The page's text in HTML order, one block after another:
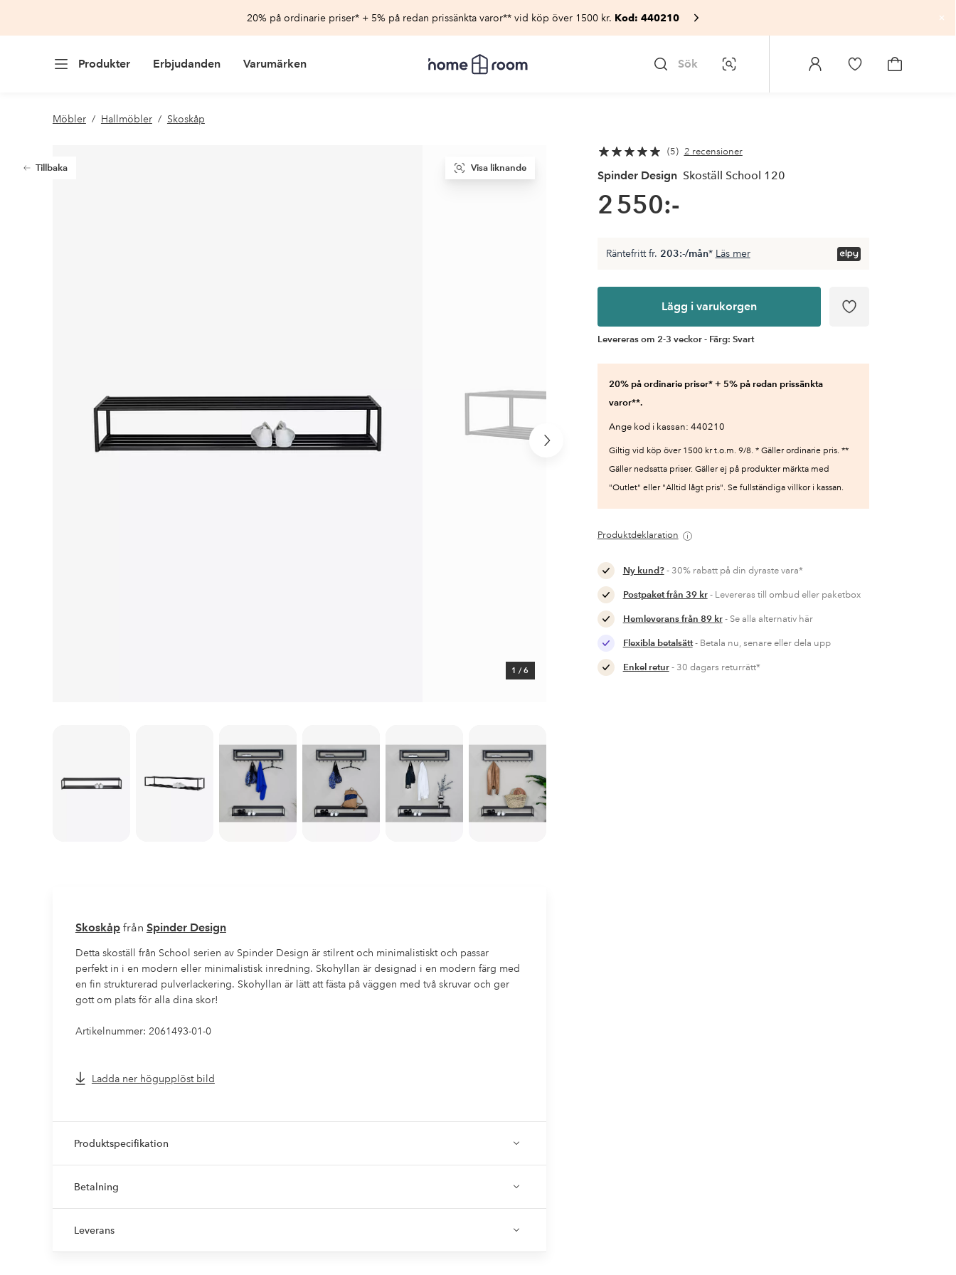
20% på ordinarie priser* + 5% på redan prissänkta varor** vid köp över 1500 kr. Kod: 440210
Produkter Erbjudanden Varumärken
Homeroom
–
Sök Bildsök
Logga
Gå
Gå
Möbler Hallmöbler Skoskåp
Tillbaka
Nästa
1 / 6
Visa liknande
5 2 recensioner
Spinder Design Skoställ School 120
2 550:-
Räntefritt fr. 203:-/mån* Läs mer
Lägg i varukorgen
Levereras om 2-3 veckor - Färg: Svart
20% på ordinarie priser* + 5% på redan prissänkta
varor**.
Ange kod i kassan: 440210
Giltig vid köp över 1500 kr t.o.m. 9/8. * Gäller ordinarie pris. **
Gäller nedsatta priser. Gäller ej på produkter märkta med
"Outlet" eller "Alltid lågt pris". Se fullständiga villkor i kassan.
Produktdeklaration
Ny kund?- 30% rabatt på din dyraste vara*
Postpaket från 39 kr- Levereras till ombud eller paketbox
Hemleverans från 89 kr- Se alla alternativ här
Flexibla betalsätt- Betala nu, senare eller dela upp
Enkel retur- 30 dagars returrätt*
Skoskåpfrån Spinder Design
Detta skoställ från School serien av Spinder Design är stilrent och minimalistiskt och passar
perfekt in i en modern eller minimalistisk inredning. Skohyllan är designad i en modern färg med
en fin strukturerad pulverlackering. Skohyllan är lätt att fästa på väggen med två skruvar och ger
gott om plats för alla dina skor!
Artikelnummer: 2061493-01-0
Ladda ner högupplöst bild
Produktspecifikation
Betalning
Leverans